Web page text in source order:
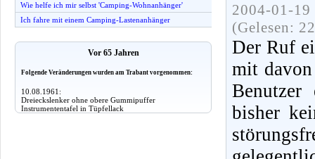
Wie helfe ich mir selbst 'Camping-Wohnanhänger'
Ich fahre mit einem Camping-Lastenanhänger
Vor 65 Jahren
Folgende Veränderungen wurden am Trabant vorgenommen:
10.08.1961:
Dreieckslenker ohne obere Gummipuffer
Instrumententafel in Tüpfellack
2004-01-
(Gelesen:
Der Ruf
mit
Benutzer
bisher